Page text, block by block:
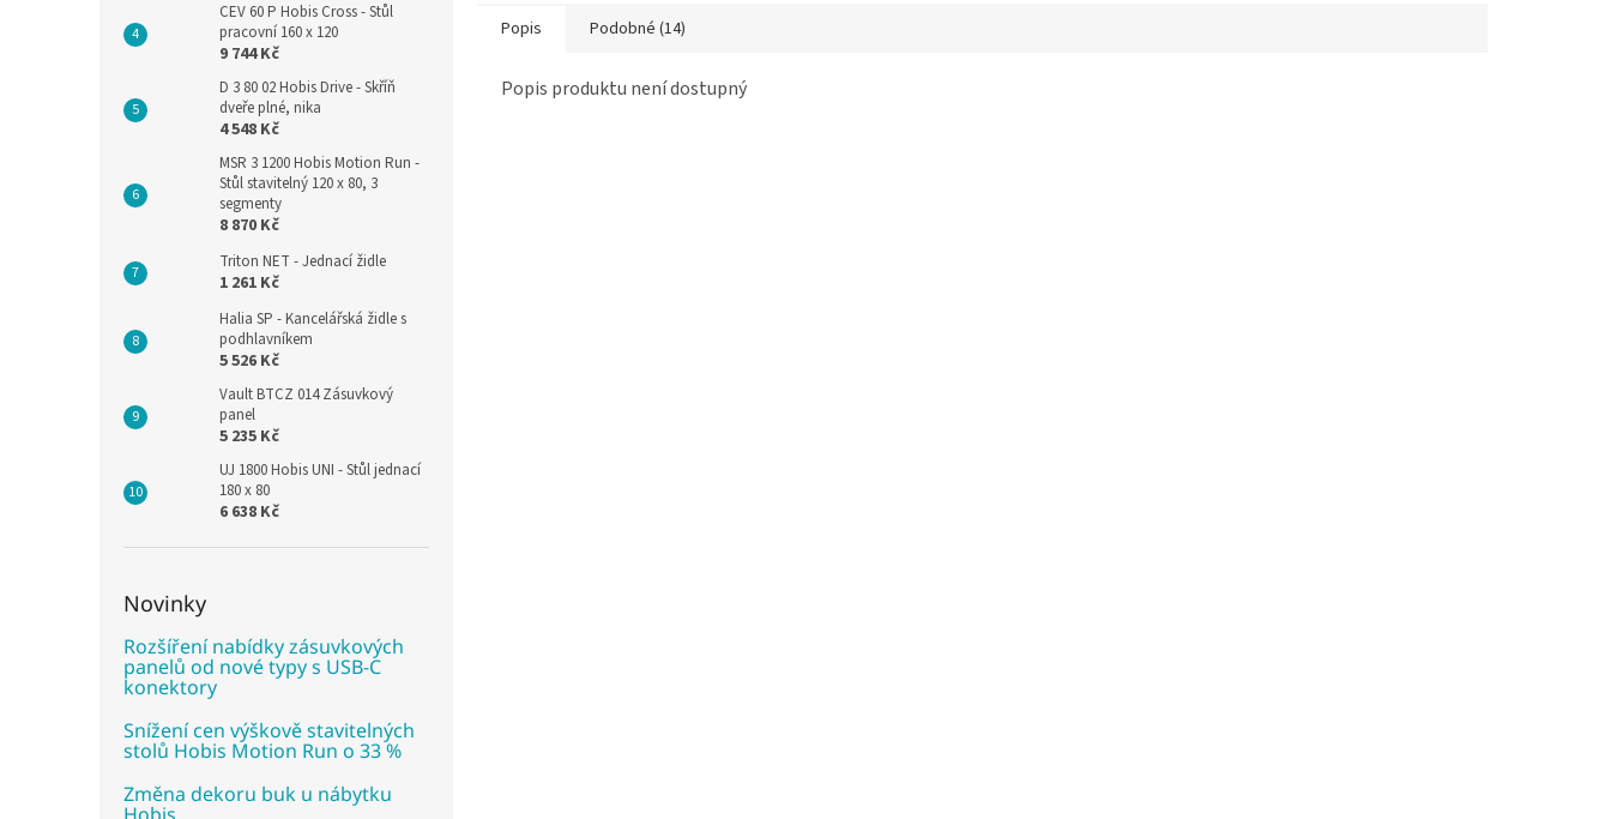
CEV 60 P Hobis Cross - Stůl
pracovní 160 x 120
9 744 Kč
D 3 80 02 Hobis Drive - Skříň
dveře plné, nika
4 548 Kč
MSR 3 1200 Hobis Motion Run -
Stůl stavitelný 120 x 80, 3
segmenty
8 870 Kč
Triton NET - Jednací židle
1 261 Kč
Halia SP - Kancelářská židle s
podhlavníkem
5 526 Kč
Vault BTCZ 014 Zásuvkový
panel
5 235 Kč
UJ 1800 Hobis UNI - Stůl jednací
180 x 80
6 638 Kč
Novinky
Rozšíření nabídky zásuvkových
panelů od nové typy s USB-C
konektory
Snížení cen výškově stavitelných
stolů Hobis Motion Run o 33 %
Změna dekoru buk u nábytku
Popis Podobné (14)
Popis produktu není dostupný